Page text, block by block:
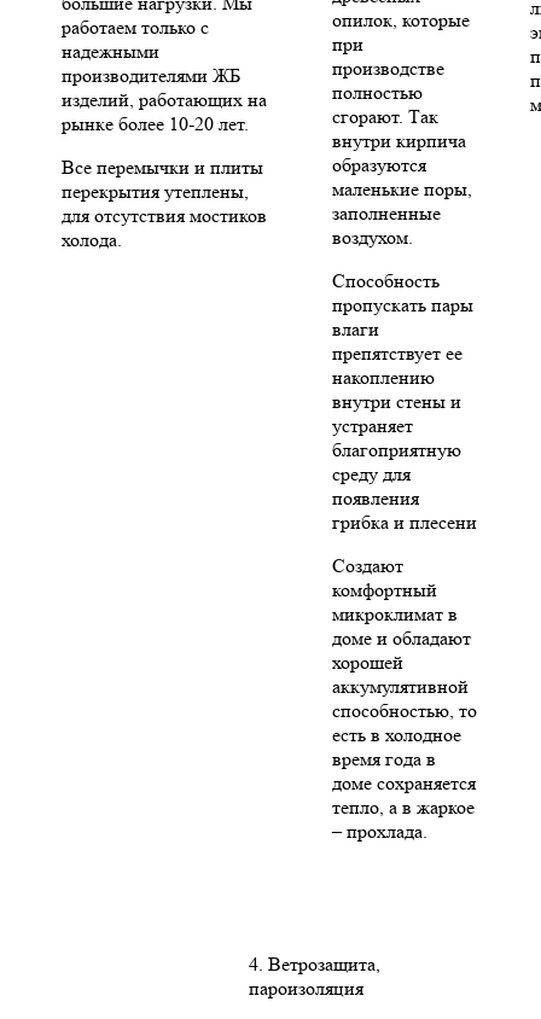
работаем только с
надежными
производителями ЖБ
изделий, работающих на
рынке более 10-20 лет.
Все перемычки и плиты
перекрытия утеплены,
для отсутствия мостиков
холода.
опилок, которые
при
производстве
полностью
сгорают. Так
внутри кирпича
образуются
маленькие поры,
заполненные
воздухом.
Способность
пропускать пары
влаги
препятствует ее
накоплению
внутри стены и
устраняет
благоприятную
среду для
появления
грибка и плесени
Создают
комфортный
микроклимат в
доме и обладают
хорошей
аккумулятивной
способностью, то
есть в холодное
время года в
доме сохраняется
тепло, а в жаркое
– прохлада.
4. Ветрозащита,
пароизоляция